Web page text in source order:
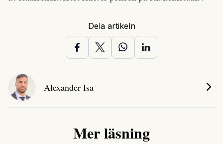
Dela artikeln
Alexander Isa
Mer läsning